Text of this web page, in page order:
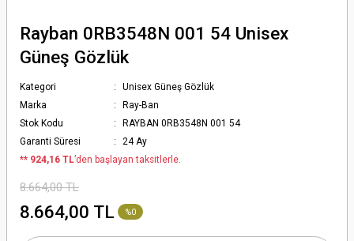
Rayban 0RB3548N 001 54 Unisex
Güneş Gözlük
Kategori
Unisex Güneş Gözlük
Marka
Ray-Ban
Stok Kodu
RAYBAN 0RB3548N 001 54
Garanti Süresi
24 Ay
** 924,16 TL’den başlayan taksitlerle.
8.664,00 TL
8.664,00 TL %0